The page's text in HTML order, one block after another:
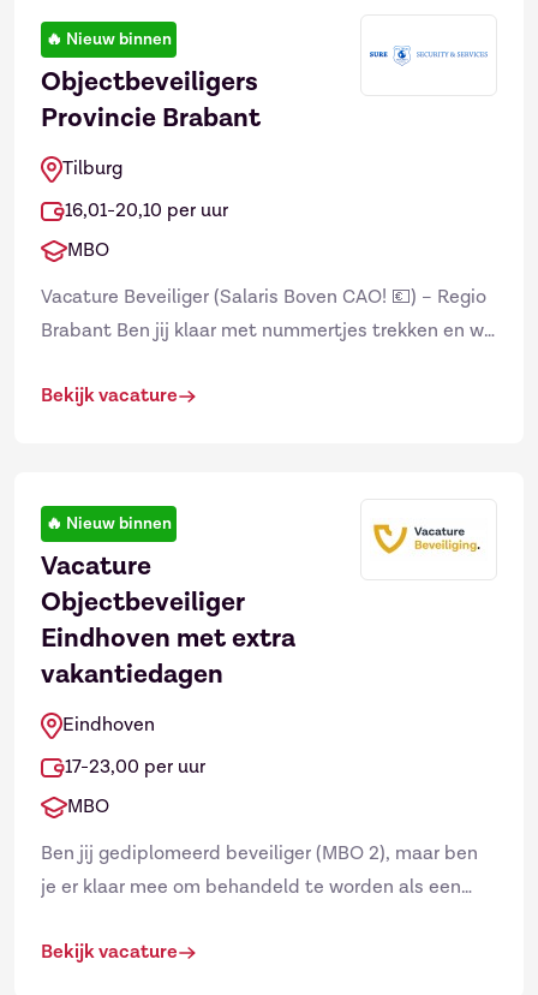
🔥 Nieuw binnen
Objectbeveiligers
Provincie Brabant
Tilburg
16,01-20,10 per uur
MBO
Vacature Beveiliger (Salaris Boven CAO! 💶) – Regio
Brabant Ben jij klaar met nummertjes trekken en wil
...
Bekijk vacature
🔥 Nieuw binnen
Vacature
Objectbeveiliger
Eindhoven met extra
vakantiedagen
Eindhoven
17-23,00 per uur
MBO
Ben jij gediplomeerd beveiliger (MBO 2), maar ben
je er klaar mee om behandeld te worden als een
gezichten, gezon...
Bekijk vacature